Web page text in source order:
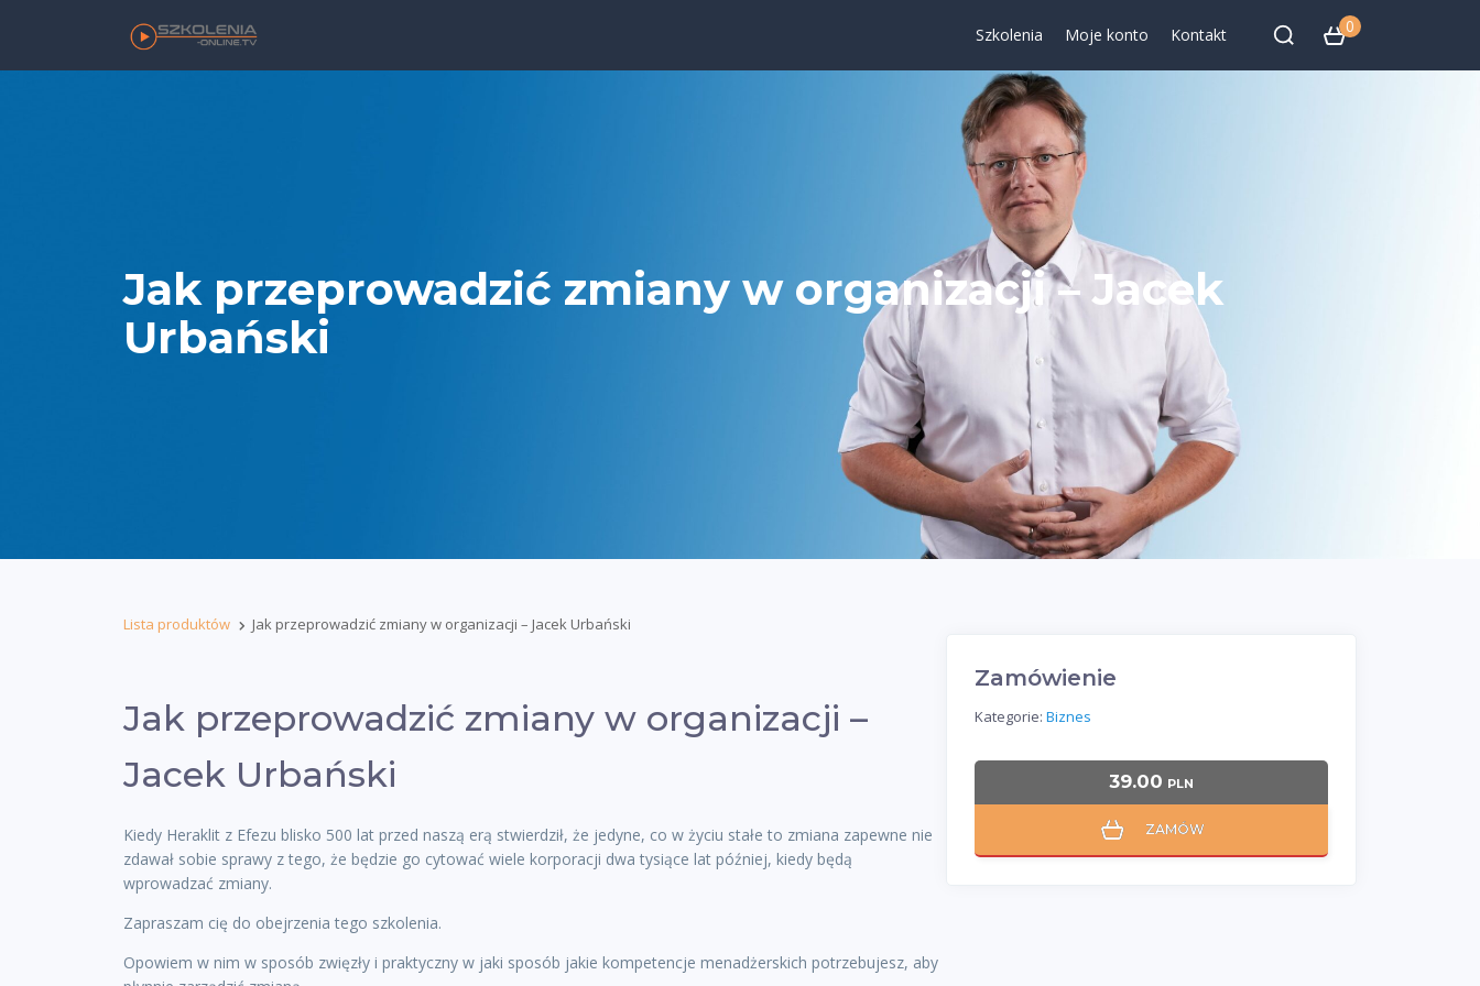
Szkolenia Moje konto Kontakt 0
Jak przeprowadzić zmiany w organizacji – Jacek
Urbański
Lista produktów Jak przeprowadzić zmiany w organizacji – Jacek Urbański
Jak przeprowadzić zmiany w organizacji –
Jacek Urbański
Kiedy Heraklit z Efezu blisko 500 lat przed naszą erą stwierdził, że jedyne, co w życiu stałe to zmiana zapewne nie
zdawał sobie sprawy z tego, że będzie go cytować wiele korporacji dwa tysiące lat później, kiedy będą
wprowadzać zmiany.
Zapraszam cię do obejrzenia tego szkolenia.
Opowiem w nim w sposób zwięzły i praktyczny w jaki sposób jakie kompetencje menadżerskich potrzebujesz, aby
Zamówienie
Kategorie: Biznes
39.00 PLN
ZAMÓW